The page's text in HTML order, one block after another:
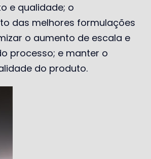
e qualidade; o
das melhores formulações
o aumento de escala e
processo; e manter o
do produto.